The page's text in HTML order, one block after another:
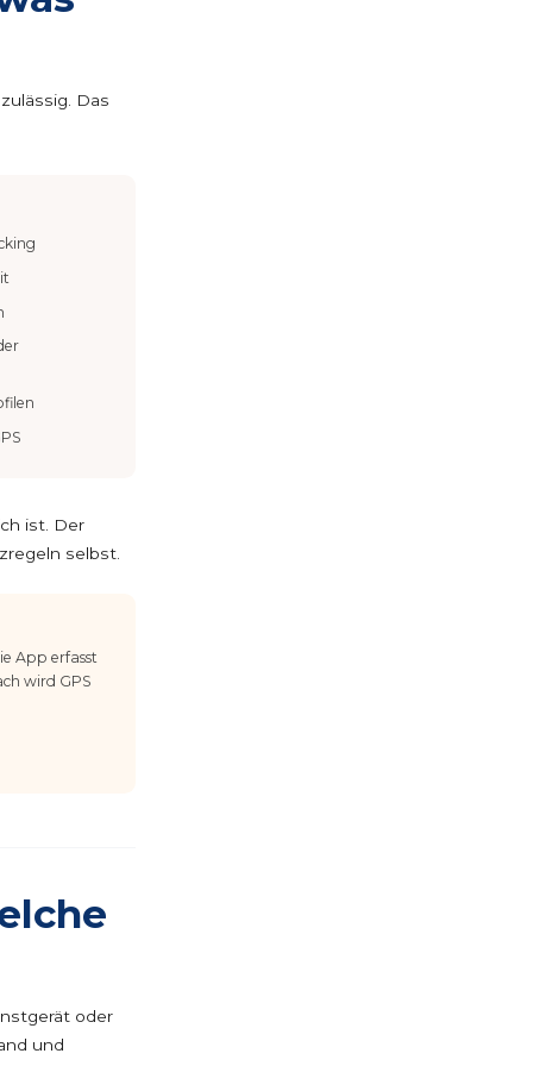
Das
ist. Der
selbst.
App erfasst
wird GPS
oder
und